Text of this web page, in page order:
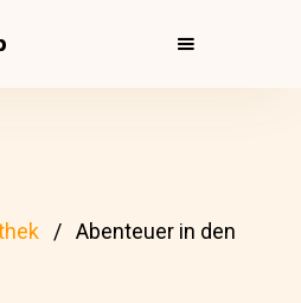
Abenteuer in den